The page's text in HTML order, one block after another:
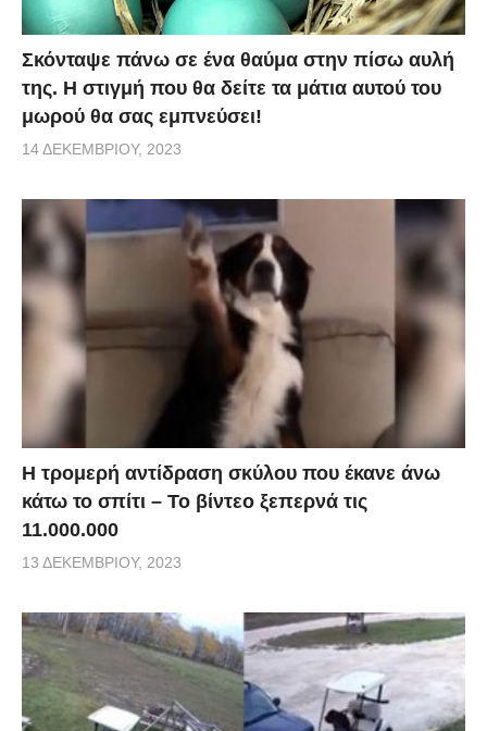
Σκόνταψε πάνω σε ένα θαύμα στην πίσω αυλή
της. Η στιγμή που θα δείτε τα μάτια αυτού του
μωρού θα σας εμπνεύσει!
14 ΔΕΚΕΜΒΡΊΟΥ, 2023
Η τρομερή αντίδραση σκύλου που έκανε άνω
κάτω το σπίτι – Το βίντεο ξεπερνά τις
11.000.000
13 ΔΕΚΕΜΒΡΊΟΥ, 2023